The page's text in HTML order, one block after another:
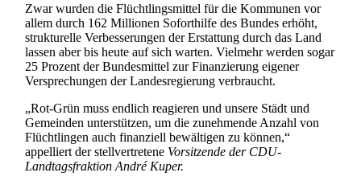
Zwar wurden die Flüchtlingsmittel für die Kommunen vor
allem durch 162 Millionen Soforthilfe des Bundes erhöht,
strukturelle Verbesserungen der Erstattung durch das Land
lassen aber bis heute auf sich warten. Vielmehr werden sogar
25 Prozent der Bundesmittel zur Finanzierung eigener
Versprechungen der Landesregierung verbraucht.
„Rot-Grün muss endlich reagieren und unsere Städt und
Gemeinden unterstützen, um die zunehmende Anzahl von
Flüchtlingen auch finanziell bewältigen zu können,“
appelliert der stellvertretene Vorsitzende der CDU-
Landtagsfraktion André Kuper.